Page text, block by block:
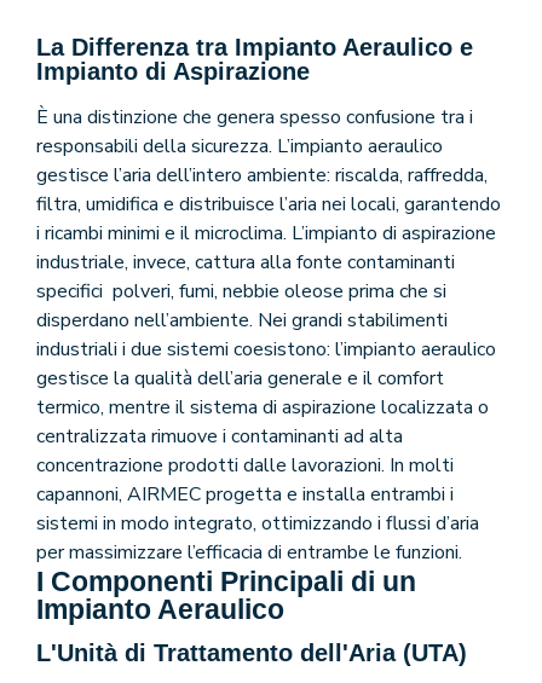
La Differenza tra Impianto Aeraulico e
Impianto di Aspirazione
È una distinzione che genera spesso confusione tra i
responsabili della sicurezza. L’impianto aeraulico
gestisce l’aria dell’intero ambiente: riscalda, raffredda,
filtra, umidifica e distribuisce l’aria nei locali, garantendo
i ricambi minimi e il microclima. L’impianto di aspirazione
industriale, invece, cattura alla fonte contaminanti
specifici polveri, fumi, nebbie oleose prima che si
disperdano nell’ambiente. Nei grandi stabilimenti
industriali i due sistemi coesistono: l’impianto aeraulico
gestisce la qualità dell’aria generale e il comfort
termico, mentre il sistema di aspirazione localizzata o
centralizzata rimuove i contaminanti ad alta
concentrazione prodotti dalle lavorazioni. In molti
capannoni, AIRMEC progetta e installa entrambi i
sistemi in modo integrato, ottimizzando i flussi d’aria
per massimizzare l’efficacia di entrambe le funzioni.
I Componenti Principali di un
Impianto Aeraulico
L'Unità di Trattamento dell'Aria (UTA)
AirMec Team